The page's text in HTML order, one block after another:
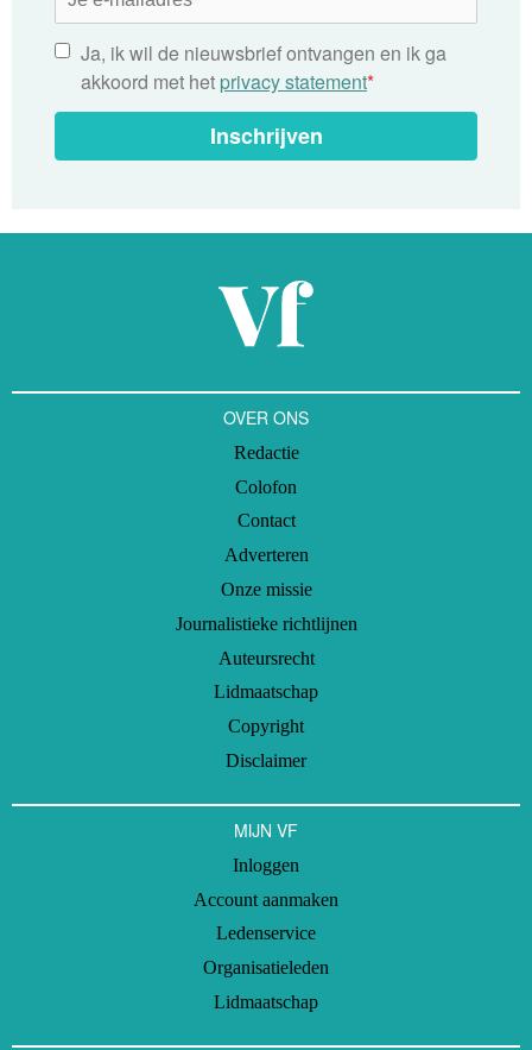
Ja, ik wil de nieuwsbrief ontvangen en ik ga
akkoord met het privacy statement*
Inschrijven
OVER ONS
Redactie
Colofon
Contact
Adverteren
Onze missie
Journalistieke richtlijnen
Auteursrecht
Lidmaatschap
Copyright
Disclaimer
MIJN VF
Inloggen
Account aanmaken
Ledenservice
Organisatieleden
Lidmaatschap